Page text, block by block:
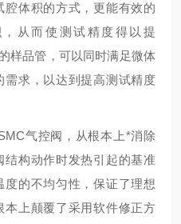
腔体积的方式，更能有效的
从而使测试精度得以提
样品管，可以同时满足微体
需求，以达到提高测试精度
气控阀，从根本上*消除
结构动作时发热引起的基准
度的不均匀性，保证了理想
本上颠覆了采用软件修正方